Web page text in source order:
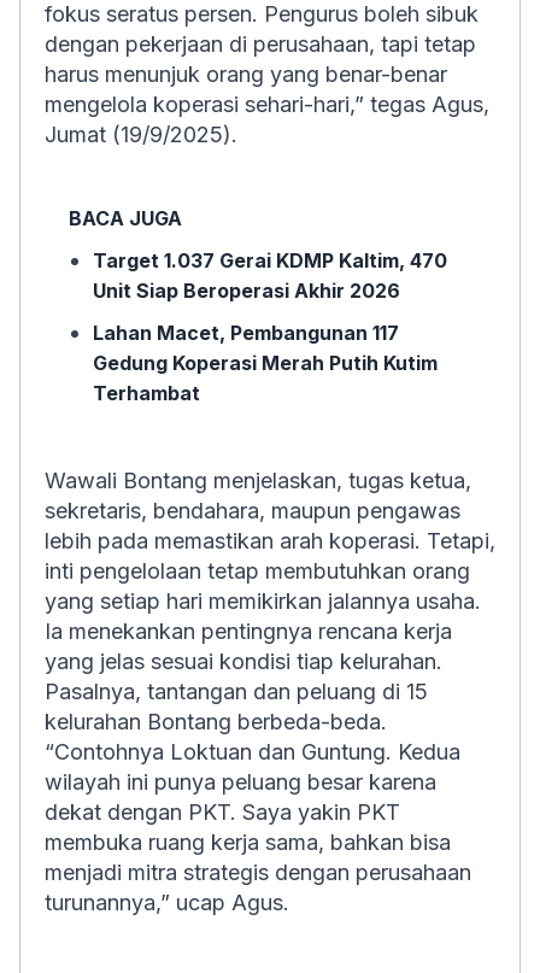
fokus seratus persen. Pengurus boleh sibuk
dengan pekerjaan di perusahaan, tapi tetap
harus menunjuk orang yang benar-benar
mengelola koperasi sehari-hari,” tegas Agus,
Jumat (19/9/2025).
BACA JUGA
Target 1.037 Gerai KDMP Kaltim, 470
Unit Siap Beroperasi Akhir 2026
Lahan Macet, Pembangunan 117
Gedung Koperasi Merah Putih Kutim
Terhambat
Wawali Bontang menjelaskan, tugas ketua,
sekretaris, bendahara, maupun pengawas
lebih pada memastikan arah koperasi. Tetapi,
inti pengelolaan tetap membutuhkan orang
yang setiap hari memikirkan jalannya usaha.
Ia menekankan pentingnya rencana kerja
yang jelas sesuai kondisi tiap kelurahan.
Pasalnya, tantangan dan peluang di 15
kelurahan Bontang berbeda-beda.
“Contohnya Loktuan dan Guntung. Kedua
wilayah ini punya peluang besar karena
dekat dengan PKT. Saya yakin PKT
membuka ruang kerja sama, bahkan bisa
menjadi mitra strategis dengan perusahaan
turunannya,” ucap Agus.